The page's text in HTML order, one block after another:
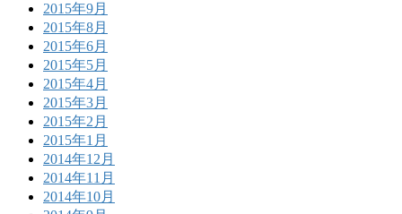
2015年9月
2015年8月
2015年6月
2015年5月
2015年4月
2015年3月
2015年2月
2015年1月
2014年12月
2014年11月
2014年10月